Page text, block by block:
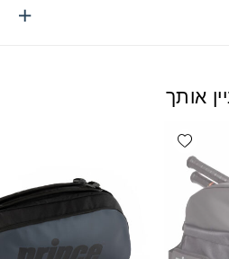
אותך
Add wishlist